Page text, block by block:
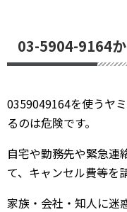
03-5904-9164
0359049164を使うヤ
るのは危険です。
自宅や勤務先や緊急連
て、キャンセル費等を
家族・会社・知人に迷